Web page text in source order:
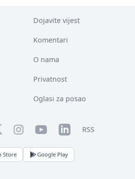
Dojavite vijest
Komentari
O nama
Privatnost
Oglasi za posao
InstagramYouTubeLinkedInRSS
Store Google Play